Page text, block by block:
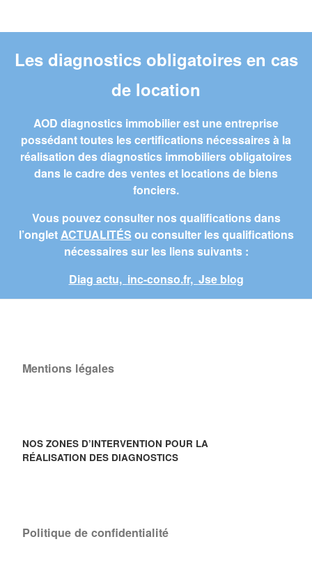
Les diagnostics obligatoires en cas
de location
AOD diagnostics immobilier est une entreprise
possédant toutes les certifications nécessaires à la
réalisation des diagnostics immobiliers obligatoires
dans le cadre des ventes et locations de biens
fonciers.
Vous pouvez consulter nos qualifications dans
l’ongletACTUALITÉS ou consulter les qualifications
nécessaires sur les liens suivants :
Diag actu, inc-conso.fr, Jse blog
Mentions légales
NOS ZONES D’INTERVENTION POUR LA
RÉALISATION DES DIAGNOSTICS
Politique de confidentialité